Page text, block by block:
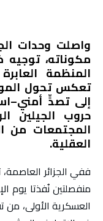
واصلت وحدات
مكوناته،
المنظمة
تعكس تحول
إلى تصدٍّ
حروب الجيلين
المجتمعات من
العقلية.
ففي الجزائر
العسكرية الأولى، من